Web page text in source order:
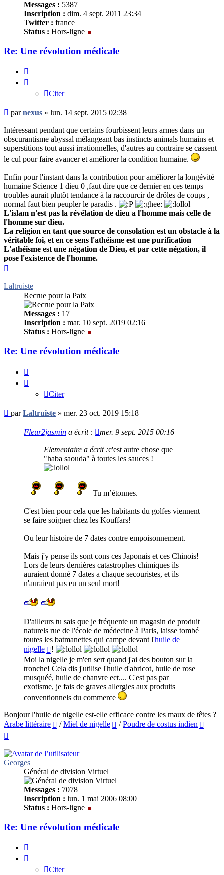
Messages : 5387
Inscription : dim. 4 sept. 2011 23:34
Twitter : france
Status : Hors-ligne
Re: Une révolution médicale
Citer
Message
non
lu
parnexus » lun. 14 sept. 2015 02:38
Intéressant pendant que certains fourbissent leurs armes dans un
obscurantisme abyssal mélangeant bas instincts animals humains et
superstitions tout aussi irrationnelles, d'autres au contraire se cassent
le cul pour faire avancer et améliorer la condition humaine.
Enfin pour l'instant dans la contribution pour améliorer la longévité
humaine Science 1 dieu 0 ,faut dire que ce dernier en ces temps
troubles aurait plutôt tendance à la raccourcir de drôles de coups ,
normal faut bien peupler le paradis .
L'islam n'est pas la révélation de dieu a l'homme mais celle de
l'homme sur dieu.
La religion en tant que source de consolation est un obstacle à la
véritable foi, et en ce sens l'athéisme est une purification
L'athéisme est une négation de Dieu, et par cette négation, il
pose l'existence de l'homme.
Laltruiste
Recrue pour la Paix
Messages : 17
Inscription : mar. 10 sept. 2019 02:16
Status : Hors-ligne
Re: Une révolution médicale
Citer
Message
non
parLaltruiste » mer. 23 oct. 2019 15:18
Fleur2jasmin a écrit : mer. 9 sept. 2015 00:16
Elementaire a écrit :c'est autre chose que
"haba saouda" à toutes les sauces !
Tu m’étonnes.
C'est bien pour cela que les habitants du golfes viennent
se faire soigner chez les Kouffars!
Ou leur histoire de 7 dates contre empoisonnement.
Mais j'y pense ils sont cons ces Japonais et ces Chinois!
Lors de leurs dernières catastrophes chimiques ils
auraient donné 7 dates a chaque secouristes, et ils
n'auraient pas eu un seul mort!
D'ailleurs tu sais que je fréquente un magasin de produit
naturels rue de l'école de médecine à Paris, laisse tombé
toutes les batmanettes qui campe devant l'huile de
nigelle
!
Moi la nigelle je m'en sert quand j'ai des bouton sur la
tronche! Cela dis j'utilise l'huile d'abricot, huile de rose
musquéé, huile de chanvre ect.... C'est pas par
exotisme, je fais de graves allergies aux produits
conventionnels du commerce
Bonjour l'huile de nigelle est-elle efficace contre les maux de têtes ?
Arabe littéraire
/Miel de nigelle /Poudre de costus indien
Georges
Général de division Virtuel
Messages : 7078
Inscription : lun. 1 mai 2006 08:00
Status : Hors-ligne
Re: Une révolution médicale
Citer